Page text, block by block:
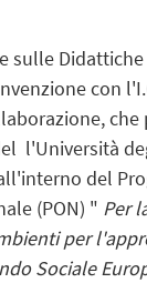
sulle
con
che
l'Università
del
(PON) " Per
per
Sociale